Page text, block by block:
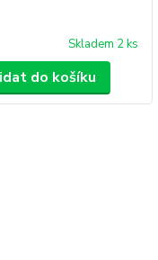
Skladem 2 ks
do košíku